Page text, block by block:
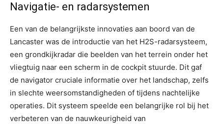
Navigatie- en radarsystemen
Een van de belangrijkste innovaties aan boord van de
Lancaster was de introductie van het H2S-radarsysteem,
een grondkijkradar die beelden van het terrein onder het
vliegtuig naar een scherm in de cockpit stuurde. Dit gaf
de navigator cruciale informatie over het landschap, zelfs
in slechte weersomstandigheden of tijdens nachtelijke
operaties. Dit systeem speelde een belangrijke rol bij het
verbeteren van de nauwkeurigheid van